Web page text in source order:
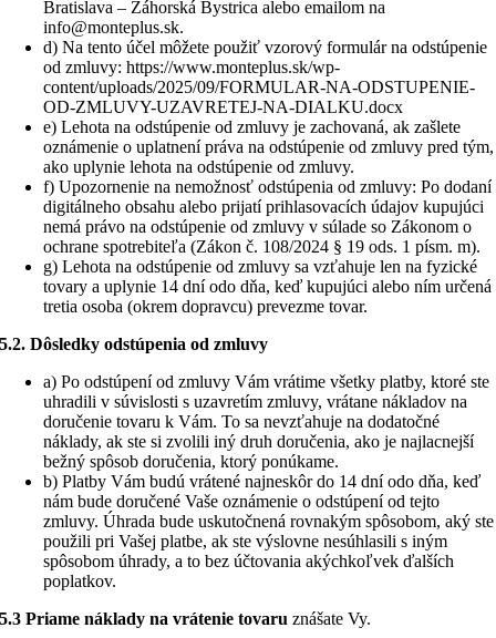
Bratislava – Záhorská Bystrica alebo emailom na
info@monteplus.sk.
d) Na tento účel môžete použiť vzorový formulár na odstúpenie
od zmluvy: https://www.monteplus.sk/wp-
content/uploads/2025/09/FORMULAR-NA-ODSTUPENIE-
OD-ZMLUVY-UZAVRETEJ-NA-DIALKU.docx
e) Lehota na odstúpenie od zmluvy je zachovaná, ak zašlete
oznámenie o uplatnení práva na odstúpenie od zmluvy pred tým,
ako uplynie lehota na odstúpenie od zmluvy.
f) Upozornenie na nemožnosť odstúpenia od zmluvy: Po dodaní
digitálneho obsahu alebo prijatí prihlasovacích údajov kupujúci
nemá právo na odstúpenie od zmluvy v súlade so Zákonom o
ochrane spotrebiteľa (Zákon č. 108/2024 § 19 ods. 1 písm. m).
g) Lehota na odstúpenie od zmluvy sa vzťahuje len na fyzické
tovary a uplynie 14 dní odo dňa, keď kupujúci alebo ním určená
tretia osoba (okrem dopravcu) prevezme tovar.
5.2. Dôsledky odstúpenia od zmluvy
a) Po odstúpení od zmluvy Vám vrátime všetky platby, ktoré ste
uhradili v súvislosti s uzavretím zmluvy, vrátane nákladov na
doručenie tovaru k Vám. To sa nevzťahuje na dodatočné
náklady, ak ste si zvolili iný druh doručenia, ako je najlacnejší
bežný spôsob doručenia, ktorý ponúkame.
b) Platby Vám budú vrátené najneskôr do 14 dní odo dňa, keď
nám bude doručené Vaše oznámenie o odstúpení od tejto
zmluvy. Úhrada bude uskutočnená rovnakým spôsobom, aký ste
použili pri Vašej platbe, ak ste výslovne nesúhlasili s iným
spôsobom úhrady, a to bez účtovania akýchkoľvek ďalších
poplatkov.
5.3 Priame náklady na vrátenie tovaru znášate Vy.